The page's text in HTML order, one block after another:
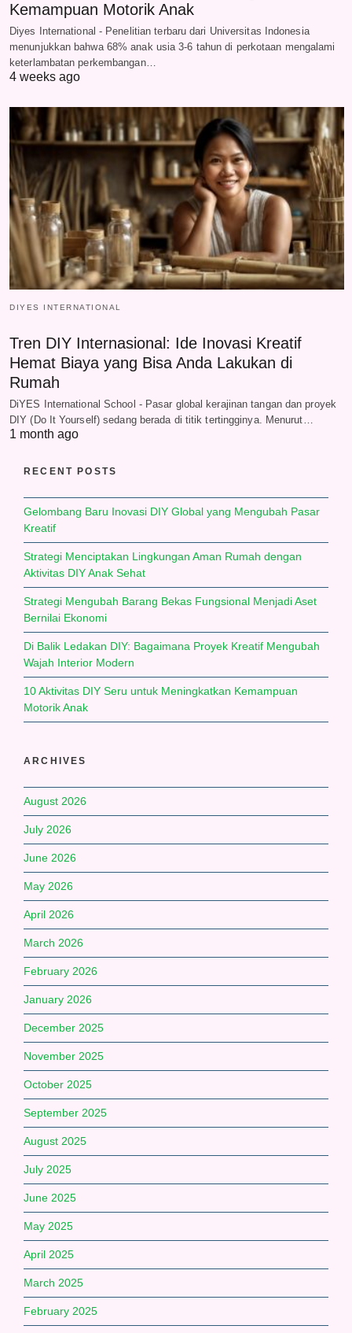
Kemampuan Motorik Anak
Diyes International - Penelitian terbaru dari Universitas Indonesia
menunjukkan bahwa 68% anak usia 3-6 tahun di perkotaan mengalami
keterlambatan perkembangan…
4 weeks ago
DIYES INTERNATIONAL
Tren DIY Internasional: Ide Inovasi Kreatif
Hemat Biaya yang Bisa Anda Lakukan di
Rumah
DiYES International School - Pasar global kerajinan tangan dan proyek
DIY (Do It Yourself) sedang berada di titik tertingginya. Menurut…
1 month ago
RECENT POSTS
Gelombang Baru Inovasi DIY Global yang Mengubah Pasar
Kreatif
Strategi Menciptakan Lingkungan Aman Rumah dengan
Aktivitas DIY Anak Sehat
Strategi Mengubah Barang Bekas Fungsional Menjadi Aset
Bernilai Ekonomi
Di Balik Ledakan DIY: Bagaimana Proyek Kreatif Mengubah
Wajah Interior Modern
10 Aktivitas DIY Seru untuk Meningkatkan Kemampuan
Motorik Anak
ARCHIVES
August 2026
July 2026
June 2026
May 2026
April 2026
March 2026
February 2026
January 2026
December 2025
November 2025
October 2025
September 2025
August 2025
July 2025
June 2025
May 2025
April 2025
March 2025
February 2025